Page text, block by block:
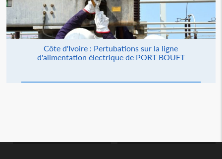
Côte d'Ivoire : Pertubations sur la ligne
d'alimentation électrique de PORT BOUET